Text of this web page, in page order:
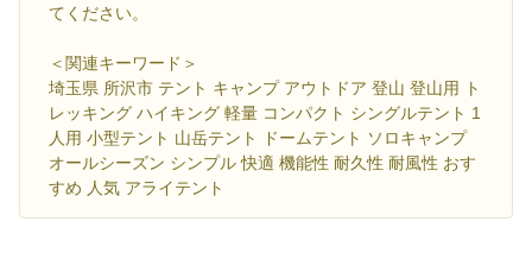
てください。
＜関連キーワード＞
埼玉県 所沢市 テント キャンプ アウトドア 登山 登山用 ト
レッキング ハイキング 軽量 コンパクト シングルテント 1
人用 小型テント 山岳テント ドームテント ソロキャンプ
オールシーズン シンプル 快適 機能性 耐久性 耐風性 おす
すめ 人気 アライテント